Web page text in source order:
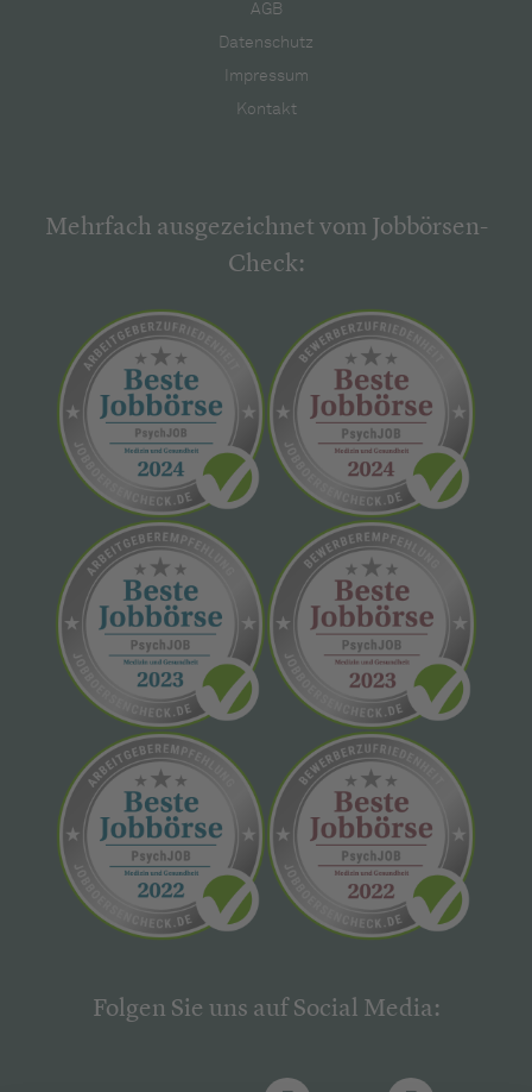
AGB
Datenschutz
Impressum
Kontakt
Mehrfach ausgezeichnet vom Jobbörsen-
Check:
Folgen Sie uns auf Social Media: